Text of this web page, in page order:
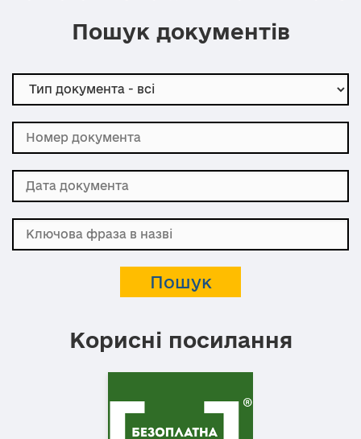
Пошук документів
Корисні посилання